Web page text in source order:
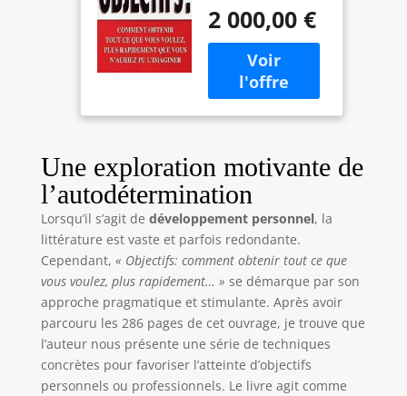
que vous
voulez, plus
rapidement
que vous
n'auriez pu
2 000,00 €
Une exploration motivante de
l’autodétermination
Lorsqu’il s’agit de développement personnel, la
littérature est vaste et parfois redondante.
Cependant, « Objectifs: comment obtenir tout ce que
vous voulez, plus rapidement… » se démarque par son
approche pragmatique et stimulante. Après avoir
parcouru les 286 pages de cet ouvrage, je trouve que
l’auteur nous présente une série de techniques
concrètes pour favoriser l’atteinte d’objectifs
personnels ou professionnels. Le livre agit comme